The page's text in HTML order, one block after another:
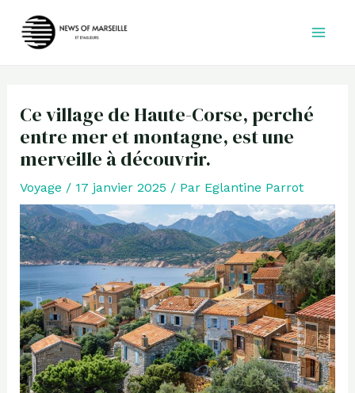
Ce village de Haute-Corse, perché
entre mer et montagne, est une
merveille à découvrir.
Voyage / 17 janvier 2025 / Par Eglantine Parrot